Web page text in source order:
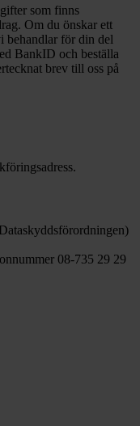
som finns
Om du önskar ett
behandlar för din del
BankID och beställa
brev till oss på
08-735 29 29